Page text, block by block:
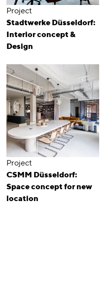
Project
Stadtwerke Düsseldorf:
Interior concept &
Design
Project
CSMM Düsseldorf:
Space concept for new
location